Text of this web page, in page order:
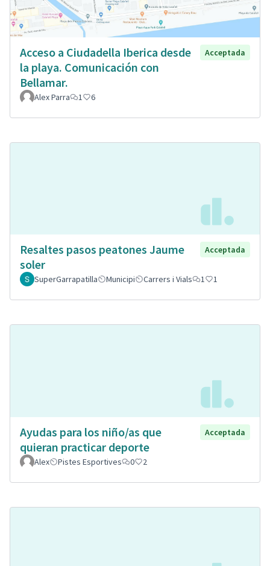
Acceso a Ciudadella Iberica desde
la playa. Comunicación con
Bellamar.
Acceptada
Alex Parra 1 6
Resaltes pasos peatones Jaume
soler
Acceptada
SuperGarrapatilla Municipi Carrers i Vials 1 1
Ayudas para los niño/as que
quieran practicar deporte
Acceptada
Alex Pistes Esportives 0 2